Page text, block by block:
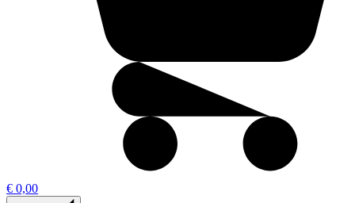
€ 0,00